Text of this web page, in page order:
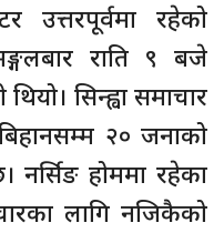
उत्तरपूर्वमा रहेको
राति ९ बजे
सिन्ह्वा समाचार
२० जनाको
नर्सिङ होममा रहेका
लागि नजिकैको